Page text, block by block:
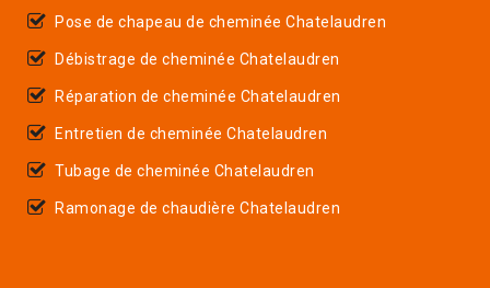
Pose de chapeau de cheminée Chatelaudren
Débistrage de cheminée Chatelaudren
Réparation de cheminée Chatelaudren
Entretien de cheminée Chatelaudren
Tubage de cheminée Chatelaudren
Ramonage de chaudière Chatelaudren